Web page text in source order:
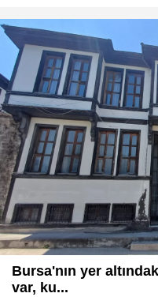
Bursa'nın yer
var, ku...